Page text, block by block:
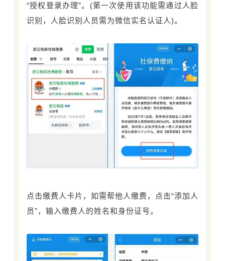
“授权登录办理”。(第一次使用该功能需通过人脸
识别，人脸识别人员需为微信实名认证人)。
点击缴费人卡片，如需帮他人缴费，点击“添加人
员”，输入缴费人的姓名和身份证号。